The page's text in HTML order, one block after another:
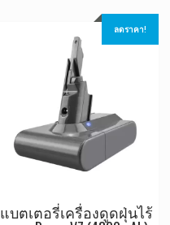
ลดราคา!
แบตเตอรี่เครื่องดูดฝุ่นไร้